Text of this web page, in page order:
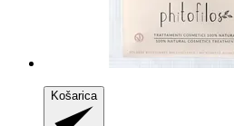
Košarica